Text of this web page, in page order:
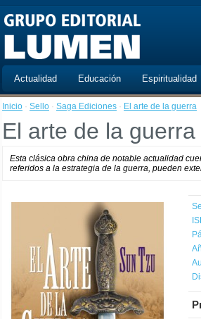
Actualidad Educación Espiritualidad
Inicio · Sello · Saga Ediciones · El arte de la guerra
El arte de la guerra
Esta clásica obra china de notable actualidad
referidos a la estrategia de la guerra, pueden